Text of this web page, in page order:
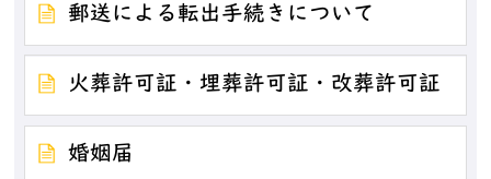
郵送による転出手続きについて
火葬許可証・埋葬許可証・改葬許可証
婚姻届